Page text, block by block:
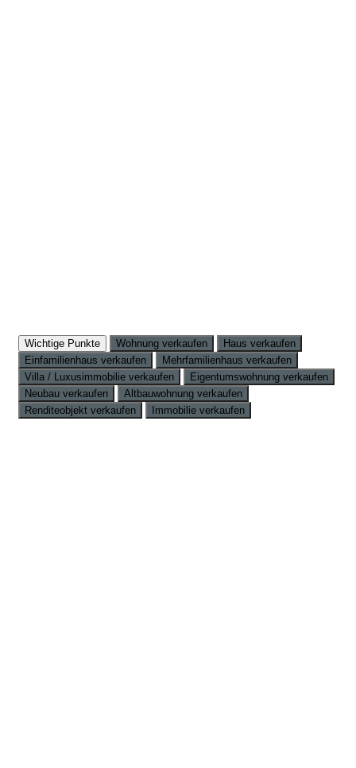
Wichtige Punkte Wohnung verkaufen
Haus verkaufen
Einfamilienhaus verkaufen
Mehrfamilienhaus verkaufen
Villa / Luxusimmobilie verkaufen
Eigentumswohnung verkaufen
Neubau verkaufen
Altbauwohnung verkaufen
Renditeobjekt verkaufen
Immobilie verkaufen